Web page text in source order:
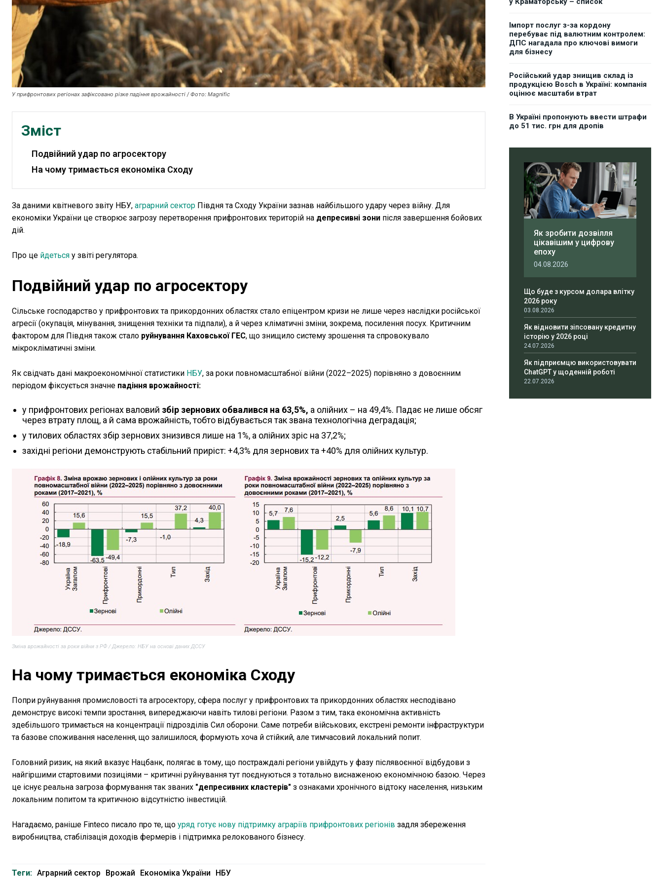
У прифронтових регіонах зафіксовано різке падіння врожайності / Фото: Magnific
Зміст
Подвійний удар по агросектору
На чому тримається економіка Сходу
За даними квітневого звіту НБУ, аграрний сектор Півдня та Сходу України зазнав найбільшого удару через війну. Для
економіки України це створює загрозу перетворення прифронтових територій на депресивні зони після завершення бойових
дій.
Про це йдеться у звіті регулятора.
Подвійний удар по агросектору
Сільське господарство у прифронтових та прикордонних областях стало епіцентром кризи не лише через наслідки російської
агресії (окупація, мінування, знищення техніки та підпали), а й через кліматичні зміни, зокрема, посилення посух. Критичним
фактором для Півдня також стало руйнування Каховської ГЕС, що знищило систему зрошення та спровокувало
мікрокліматичні зміни.
Як свідчать дані макроекономічної статистики НБУ, за роки повномасштабної війни (2022–2025) порівняно з довоєнним
періодом фіксується значне падіння врожайності:
у прифронтових регіонах валовий збір зернових обвалився на 63,5%, а олійних – на 49,4%. Падає не лише обсяг
через втрату площ, а й сама врожайність, тобто відбувається так звана технологічна деградація;
у тилових областях збір зернових знизився лише на 1%, а олійних зріс на 37,2%;
західні регіони демонструють стабільний приріст: +4,3% для зернових та +40% для олійних культур.
Зміна врожайності за роки війни з РФ / Джерело: НБУ на основі даних ДССУ
На чому тримається економіка Сходу
Попри руйнування промисловості та агросектору, сфера послуг у прифронтових та прикордонних областях несподівано
демонструє високі темпи зростання, випереджаючи навіть тилові регіони. Разом з тим, така економічна активність
здебільшого тримається на концентрації підрозділів Сил оборони. Саме потреби військових, екстрені ремонти інфраструктури
та базове споживання населення, що залишилося, формують хоча й стійкий, але тимчасовий локальний попит.
Головний ризик, на який вказує Нацбанк, полягає в тому, що постраждалі регіони увійдуть у фазу післявоєнної відбудови з
найгіршими стартовими позиціями – критичні руйнування тут поєднуються з тотально виснаженою економічною базою. Через
це існує реальна загроза формування так званих "депресивних кластерів" з ознаками хронічного відтоку населення, низьким
локальним попитом та критичною відсутністю інвестицій.
Нагадаємо, раніше Finteco писало про те, що уряд готує нову підтримку аграріїв прифронтових регіонів задля збереження
виробництва, стабілізація доходів фермерів і підтримка релокованого бізнесу.
Теги: Аграрний сектор Врожай Економіка України НБУ
Імпорт послуг з-за кордону
перебуває під валютним контролем:
ДПС нагадала про ключові вимоги
для бізнесу
Російський удар знищив склад із
продукцією Bosch в Україні: компанія
оцінює масштаби втрат
В Україні пропонують ввести штрафи
до 51 тис. грн для дропів
Як зробити дозвілля
цікавішим у цифрову
епоху
04.08.2026
Що буде з курсом долара влітку
2026 року
03.08.2026
Як відновити зіпсовану кредитну
історію у 2026 році
24.07.2026
Як підприємцю використовувати
ChatGPT у щоденній роботі
22.07.2026